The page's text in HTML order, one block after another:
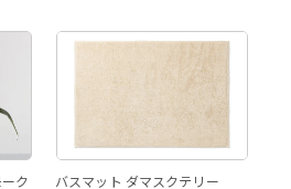
ク
バスマット ダマスクテリー